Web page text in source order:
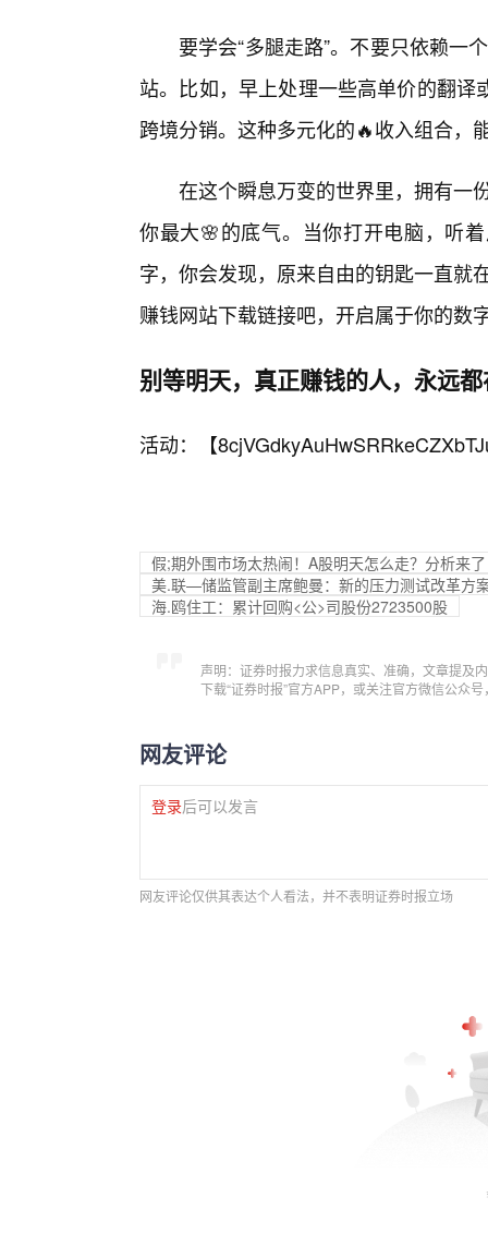
要学会“多腿走路”。不要只依赖一
站。比如，早上处理一些高单价的翻
跨境分销。这种多元化的🔥收入组合，
在这个瞬息万变的世界里，拥有一
你最大🌸的底气。当你打开电脑，听
字，你会发现，原来自由的钥匙一直就
赚钱网站下载链接吧，开启属于你的数
别等明天，真正赚钱的人，永远
活动：【
假;期外围市场太热闹！A股明天怎么走？分析来了
美.联—储监管副主席鲍曼：新的压力测试改革方
海.鸥住工：累计回购<公>司股份2723500股
声明：证券时报力求信息真实、准确，文章提及
下载“证券时报”官方APP，或关注官方微信公众
网友评论
登录后可以发言
网友评论仅供其表达个人看法，并不表明证券时报立场